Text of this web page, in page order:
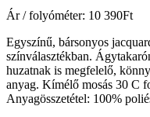
Ár / folyóméter: 10 390Ft
Egyszínű, bársonyos
színválasztékban.
huzatnak is megfelelő,
anyag. Kímélő mosás 30 C
Anyagösszetétel: 100%